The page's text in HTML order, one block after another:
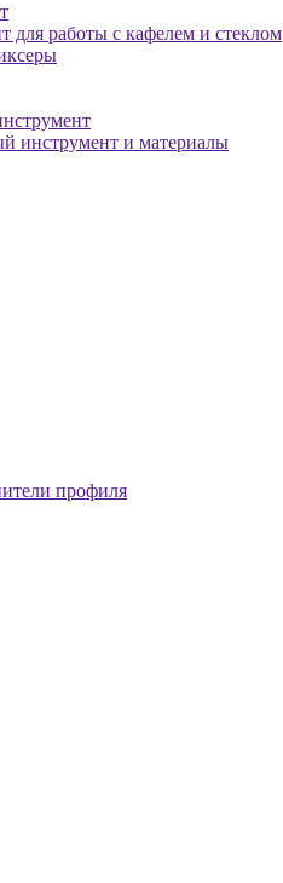
для работы с кафелем и стеклом
инструмент и материалы
профиля